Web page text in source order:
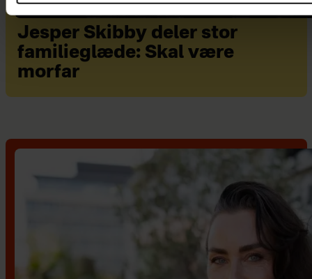
Jesper Skibby deler stor
familieglæde: Skal være
morfar